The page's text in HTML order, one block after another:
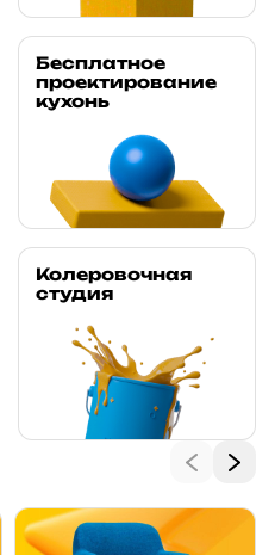
Бесплатное
проектирование
кухонь
Колеровочная
студия